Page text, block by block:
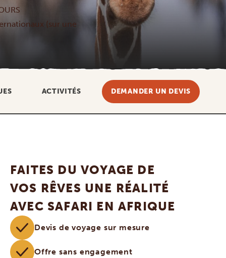
(sur une
ACTIVITÉS DEMANDER UN DEVIS
FAITES DU VOYAGE DE
VOS RÊVES UNE RÉALITÉ
AVEC SAFARI EN AFRIQUE
Devis de voyage sur mesure
Offre sans engagement